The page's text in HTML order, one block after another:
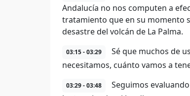
Andalucía no nos computen a
tratamiento que en su momento
desastre del volcán de La Palma.
03:15 - 03:29
Sé que muchos de
necesitamos, cuánto vamos a
03:29 - 03:48
Seguimos